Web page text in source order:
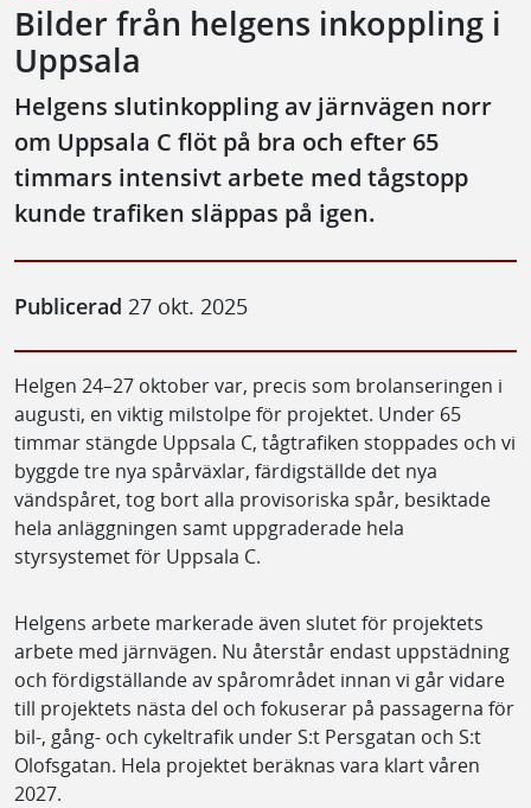
Bilder från helgens inkoppling i
Uppsala
Helgens slutinkoppling av järnvägen norr
om Uppsala C flöt på bra och efter 65
timmars intensivt arbete med tågstopp
kunde trafiken släppas på igen.
Publicerad 27 okt. 2025
Helgen 24–27 oktober var, precis som brolanseringen i
augusti, en viktig milstolpe för projektet. Under 65
timmar stängde Uppsala C, tågtrafiken stoppades och vi
byggde tre nya spårväxlar, färdigställde det nya
vändspåret, tog bort alla provisoriska spår, besiktade
hela anläggningen samt uppgraderade hela
styrsystemet för Uppsala C.
Helgens arbete markerade även slutet för projektets
arbete med järnvägen. Nu återstår endast uppstädning
och fördigställande av spårområdet innan vi går vidare
till projektets nästa del och fokuserar på passagerna för
bil-, gång- och cykeltrafik under S:t Persgatan och S:t
Olofsgatan. Hela projektet beräknas vara klart våren
2027.